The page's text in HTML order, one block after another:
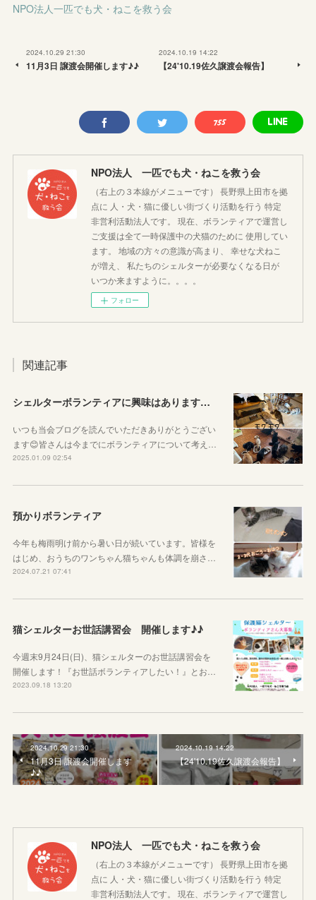
NPO法人一匹でも犬・ねこを救う会
2024.10.29 21:30
11月3日 譲渡会開催します♪♪
2024.10.19 14:22
【24'10.19佐久譲渡会報告】
NPO法人 一匹でも犬・ねこを救う会
（右上の３本線がメニューです） 長野県上田市を拠
点に 人・犬・猫に優しい街づくり活動を行う 特定
非営利活動法人です。 現在、ボランティアで運営し
ご支援は全て一時保護中の犬猫のために 使用してい
ます。 地域の方々の意識が高まり、 幸せな犬ねこ
が増え、 私たちのシェルターが必要なくなる日が
いつか来ますように。。。。
フォロー
関連記事
シェルターボランティアに興味はありますか？
いつも当会ブログを読んでいただきありがとうござい
ます😊皆さんは今までにボランティアについて考え…
2025.01.09 02:54
預かりボランティア
今年も梅雨明け前から暑い日が続いています。皆様を
はじめ、おうちのワンちゃん猫ちゃんも体調を崩さ…
2024.07.21 07:41
猫シェルターお世話講習会 開催します♪♪
今週末9月24日(日)、猫シェルターのお世話講習会を
開催します！『お世話ボランティアしたい！』とお…
2023.09.18 13:20
2024.10.29 21:30
11月3日 譲渡会開催します
♪♪
2024.10.19 14:22
【24'10.19佐久譲渡会報告】
NPO法人 一匹でも犬・ねこを救う会
（右上の３本線がメニューです） 長野県上田市を拠
点に 人・犬・猫に優しい街づくり活動を行う 特定
非営利活動法人です。 現在、ボランティアで運営し